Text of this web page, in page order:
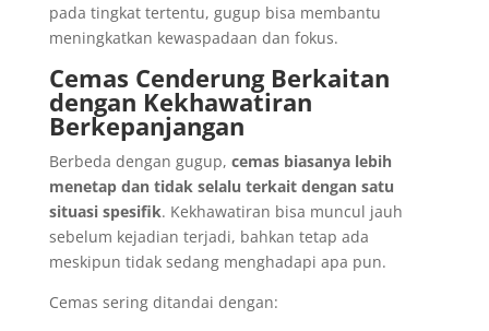
pada tingkat tertentu, gugup bisa membantu
meningkatkan kewaspadaan dan fokus.
Cemas Cenderung Berkaitan
dengan Kekhawatiran
Berkepanjangan
Berbeda dengan gugup, cemas biasanya lebih
menetap dan tidak selalu terkait dengan satu
situasi spesifik. Kekhawatiran bisa muncul jauh
sebelum kejadian terjadi, bahkan tetap ada
meskipun tidak sedang menghadapi apa pun.
Cemas sering ditandai dengan: